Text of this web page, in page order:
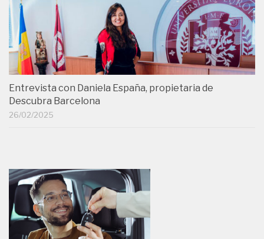
Entrevista con Daniela España, propietaria de
Descubra Barcelona
26/02/2025